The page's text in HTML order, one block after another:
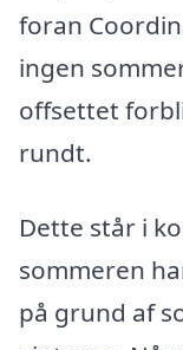
foran
ingen
offsettet
rundt.
Dette står i
sommeren
på grund af